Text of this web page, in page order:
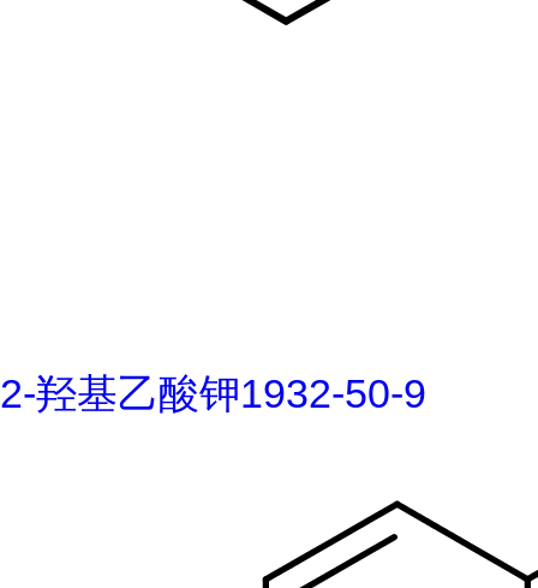
2-羟基乙酸钾1932-50-9